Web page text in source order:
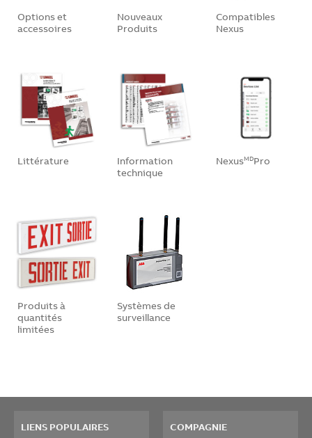
Options et
accessoires
Nouveaux
Produits
Compatibles
Nexus
Littérature
Information
technique
NexusMDPro
Produits à
quantités
limitées
Systèmes de
surveillance
LIENS POPULAIRES COMPAGNIE